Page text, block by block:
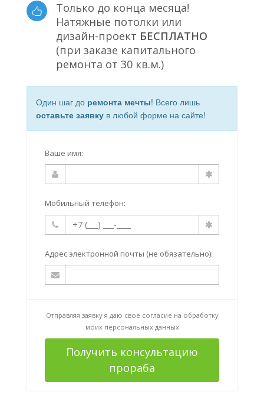
Только до конца месяца!
Натяжные потолки или
дизайн-проект БЕСПЛАТНО
(при заказе капитального
ремонта от 30 кв.м.)
Один шаг до ремонта мечты! Всего лишь
оставьте заявку в любой форме на сайте!
Ваше имя:
Мобильный телефон:
Адрес электронной почты (не обязательно):
Отправляя заявку я даю свое согласие на обработку
моих персональных данных
Получить консультацию
прораба